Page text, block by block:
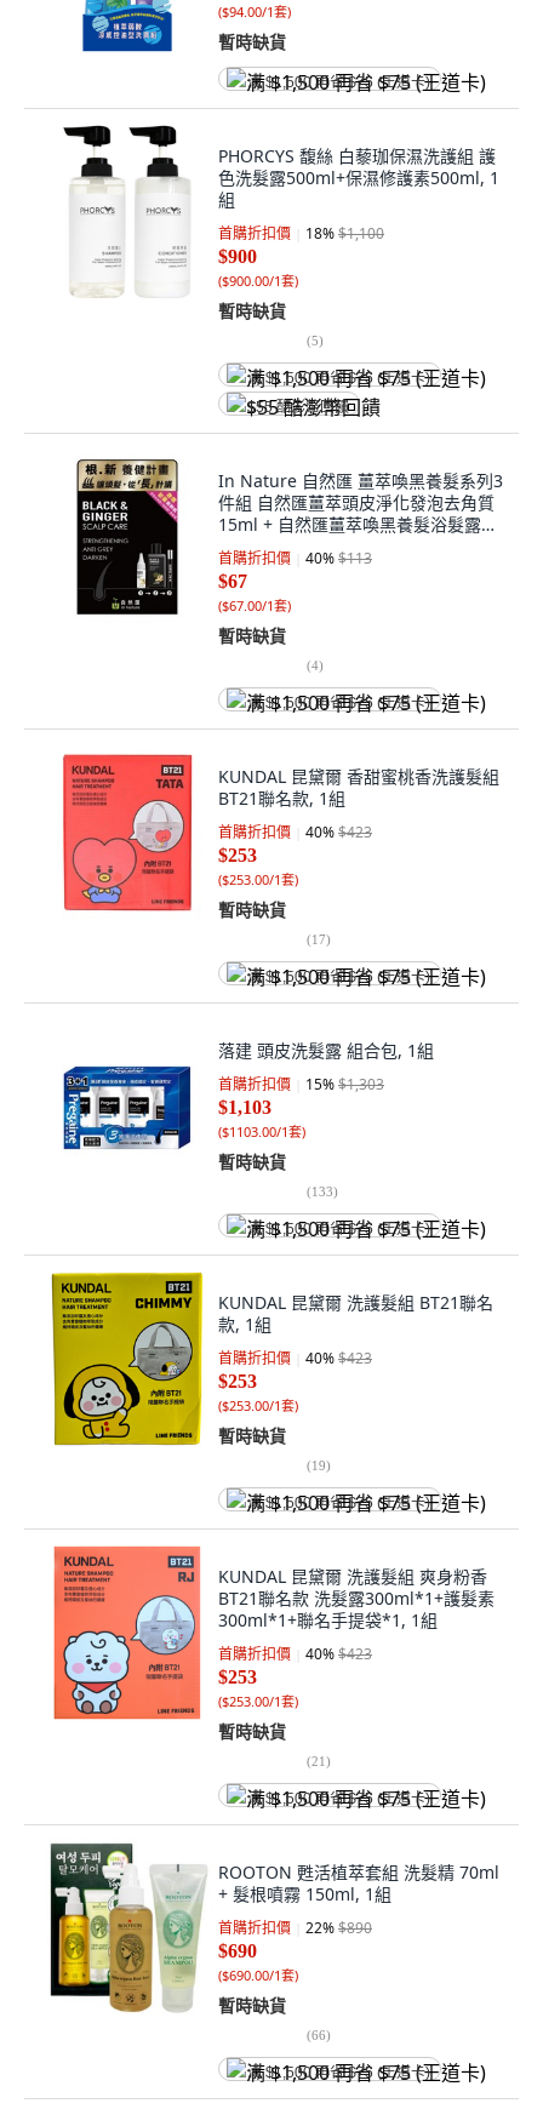
($94.00/1套)
暫時缺貨
满 $1,500 再省 $75 (王道卡)
PHORCYS 馥絲 白藜珈保濕洗護組 護
色洗髮露500ml+保濕修護素500ml, 1
組
首購折扣價 18%$1,100
$900
($900.00/1套)
暫時缺貨
(5)
满 $1,500 再省 $75 (王道卡)
$55 酷澎幣回饋
In Nature 自然匯 薑萃喚黑養髮系列3
件組 自然匯薑萃頭皮淨化發泡去角質
15ml + 自然匯薑萃喚黑養髮浴髮露
90ml + 自然匯薑萃喚黑養髮液 10ml,
1組
首購折扣價 40%$113
$67
($67.00/1套)
暫時缺貨
(4)
满 $1,500 再省 $75 (王道卡)
KUNDAL 昆黛爾 香甜蜜桃香洗護髮組
BT21聯名款, 1組
首購折扣價 40%$423
$253
($253.00/1套)
暫時缺貨
(17)
满 $1,500 再省 $75 (王道卡)
落建 頭皮洗髮露 組合包, 1組
首購折扣價 15%$1,303
$1,103
($1103.00/1套)
暫時缺貨
(133)
满 $1,500 再省 $75 (王道卡)
KUNDAL 昆黛爾 洗護髮組 BT21聯名
款, 1組
首購折扣價 40%$423
$253
($253.00/1套)
暫時缺貨
(19)
满 $1,500 再省 $75 (王道卡)
KUNDAL 昆黛爾 洗護髮組 爽身粉香
BT21聯名款 洗髮露300ml*1+護髮素
300ml*1+聯名手提袋*1, 1組
首購折扣價 40%$423
$253
($253.00/1套)
暫時缺貨
(21)
满 $1,500 再省 $75 (王道卡)
ROOTON 甦活植萃套組 洗髮精 70ml
+ 髮根噴霧 150ml, 1組
首購折扣價 22%$890
$690
($690.00/1套)
暫時缺貨
(66)
满 $1,500 再省 $75 (王道卡)